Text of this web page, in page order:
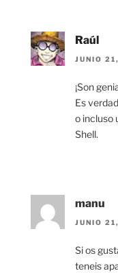
Raúl
JUNIO
¡Son
Es
o incluso
Shell.
manu
JUNIO
Si os
teneis